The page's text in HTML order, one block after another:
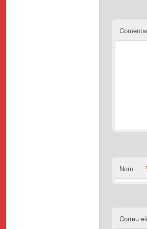
Nom
Correu